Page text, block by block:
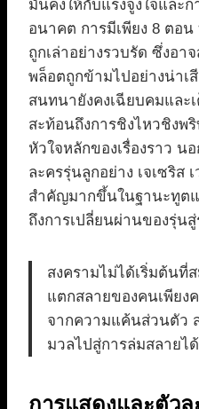
มั่นคงให้กับแรงจูงใจและ
อนาคต การมีเพียง 8 ตอ
ถูกเล่าอย่างรวบรัด ซึ่งอา
พล็อตถูกข้ามไปอย่างน่าเ
สนทนายังคงเฉียบคมและ
สะท้อนถึงการชิงไหวชิงพ
หัวใจหลักของเรื่องราว
ละครรุ่นลูกอย่าง เจเซริส
สำคัญมากขึ้นในฐานะทูต
ถึงการเปลี่ยนผ่านของรุ่น
สงครามไม่ได้เริ่มต้นที่
แตกสลายของคนเพียง
จากความแค้นส่วนตัว
มวลไปสู่การล่มสลายได้